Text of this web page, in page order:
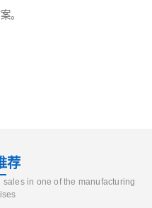
。
荐
in one of the manufacturing